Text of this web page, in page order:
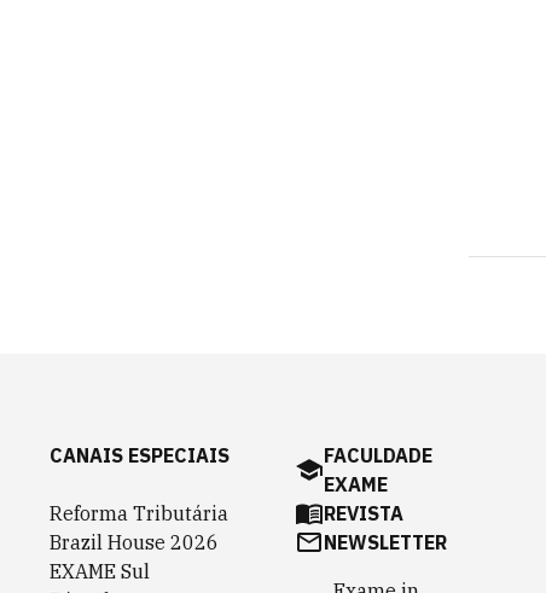
CANAIS ESPECIAIS
Reforma Tributária
Brazil House 2026
EXAME Sul
FACULDADE
EXAME
REVISTA
NEWSLETTER